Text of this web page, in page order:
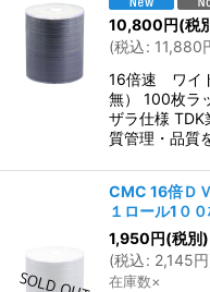
10,800円(税
(税込: 11,880
16倍速 ワイ
無） 100枚
ザラ仕様 TDK
質管理・品質
CMC 16倍Ｄ
１ロール1０
1,950円(税別)
(税込: 2,145円
在庫数×